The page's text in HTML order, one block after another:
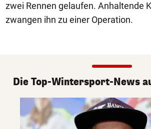
zwei Rennen gelaufen. Anhaltende
zwangen ihn zu einer Operation.
Die Top-Wintersport-News